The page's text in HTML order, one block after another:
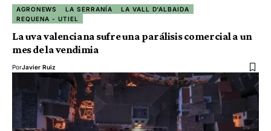
AGRONEWS LA SERRANÍA
LA VALL D'ALBAIDA
REQUENA - UTIEL
La uva valenciana sufre una parálisis comercial a un
mes de la vendimia
PorJavier Ruiz